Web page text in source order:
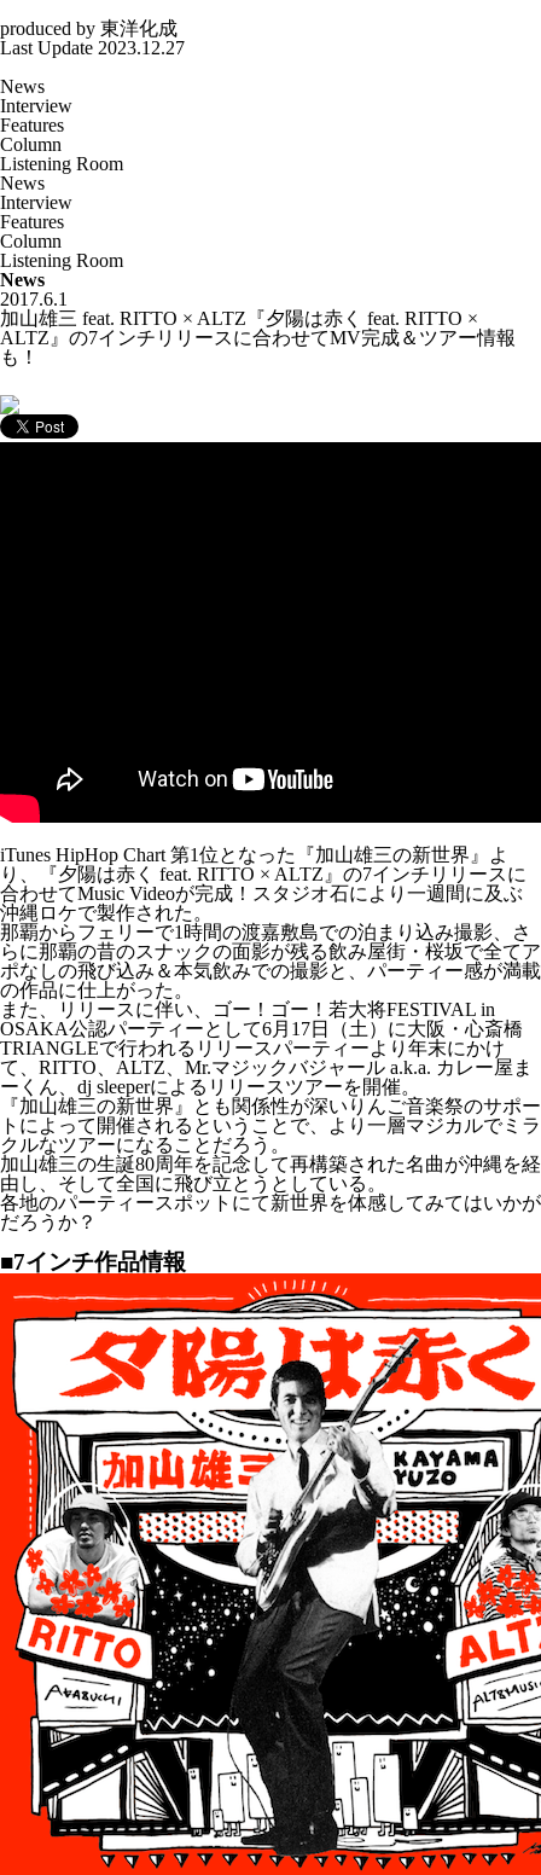
produced by 東洋化成
Last Update 2023.12.27
News
Interview
Features
Column
Listening Room
News
Interview
Features
Column
Listening Room
News
2017.6.1
加山雄三 feat. RITTO × ALTZ『夕陽は赤く feat. RITTO ×
ALTZ』の7インチリリースに合わせてMV完成＆ツアー情報
も！
iTunes HipHop Chart 第1位となった『加山雄三の新世界』よ
り、『夕陽は赤く feat. RITTO × ALTZ』の7インチリリースに
合わせてMusic Videoが完成！スタジオ石により一週間に及ぶ
沖縄ロケで製作された。
那覇からフェリーで1時間の渡嘉敷島での泊まり込み撮影、さ
らに那覇の昔のスナックの面影が残る飲み屋街・桜坂で全てア
ポなしの飛び込み＆本気飲みでの撮影と、パーティー感が満載
の作品に仕上がった。
また、リリースに伴い、ゴー！ゴー！若大将FESTIVAL in
OSAKA公認パーティーとして6月17日（土）に大阪・心斎橋
TRIANGLEで行われるリリースパーティーより年末にかけ
て、RITTO、ALTZ、Mr.マジックバジャール a.k.a. カレー屋ま
ーくん、dj sleeperによるリリースツアーを開催。
『加山雄三の新世界』とも関係性が深いりんご音楽祭のサポー
トによって開催されるということで、より一層マジカルでミラ
クルなツアーになることだろう。
加山雄三の生誕80周年を記念して再構築された名曲が沖縄を経
由し、そして全国に飛び立とうとしている。
各地のパーティースポットにて新世界を体感してみてはいかが
だろうか？
■7インチ作品情報